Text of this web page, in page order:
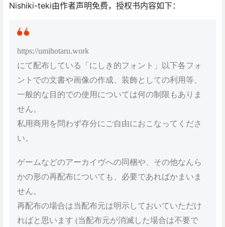
Nishiki-teki由作者声明免费，授权书内容如下：
https://umihotaru.work
にて配布している「にしき的フォント」以下各フォ
ントでの文書や画像の作成、装飾としての利用等、
一般的な目的での使用については何の制限もありま
せん。
私用商用を問わず存分にご自由におこなってくださ
い。
ゲームなどのアーカイヴへの同梱や、その他なんら
かの形の再配布についても、必要であればかまいま
せん。
再配布の場合は当配布元は明示しておいていただけ
ればと思います (当配布元が消滅した場合は不要で